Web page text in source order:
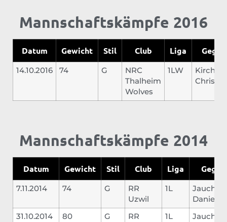
Mannschaftskämpfe 2016
Datum Gewicht Stil Club Liga
14.10.2016 74 G
NRC
Thalheim
Wolves
1LW
Mannschaftskämpfe 2014
Datum Gewicht Stil Club Liga
7.11.2014 74 G
RR
Uzwil
1L
Jauch
Daniel
31.10.2014
80 G
RR
1L
Jauch